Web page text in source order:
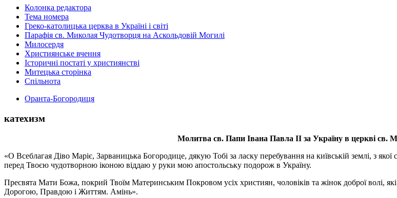
Колонка редактора
Тема номера
Греко-католицька церква в Україні і світі
Парафія св. Миколая Чудотворця на Аскольдовій Могилі
Милосердя
Християнське вчення
Історичні постаті у християнстві
Митецька сторінка
Спільнота
Оранта-Богородиця
катехизм
Молитва св. Папи Івана Павла ІІ за Україну в церкві св.
«О Всеблагая Діво Маріє, Зарваницька Богородице, дякую Тобі за ласку перебування на київській землі, з
перед Твоєю чудотворною іконою віддаю у руки мою апостольську подорож в Україну.
Пресвята Мати Божа, покрий Твоїм Материнським Покровом усіх християн, чоловіків та жінок доброї волі,
Дорогою, Правдою і Життям. Амінь».